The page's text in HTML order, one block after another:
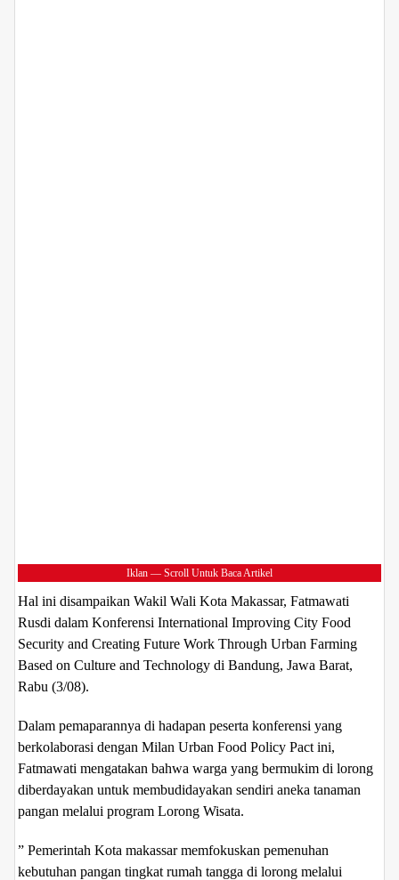
Iklan — Scroll Untuk Baca Artikel
Hal ini disampaikan Wakil Wali Kota Makassar, Fatmawati
Rusdi dalam Konferensi International Improving City Food
Security and Creating Future Work Through Urban Farming
Based on Culture and Technology di Bandung, Jawa Barat,
Rabu (3/08).
Dalam pemaparannya di hadapan peserta konferensi yang
berkolaborasi dengan Milan Urban Food Policy Pact ini,
Fatmawati mengatakan bahwa warga yang bermukim di lorong
diberdayakan untuk membudidayakan sendiri aneka tanaman
pangan melalui program Lorong Wisata.
” Pemerintah Kota makassar memfokuskan pemenuhan
kebutuhan pangan tingkat rumah tangga di lorong melalui